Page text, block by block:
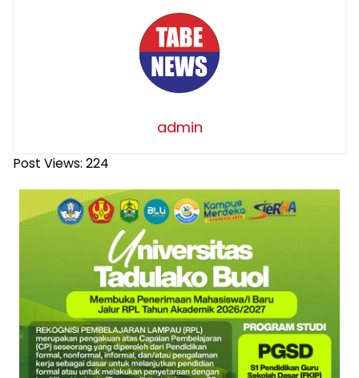
admin
Post Views: 224